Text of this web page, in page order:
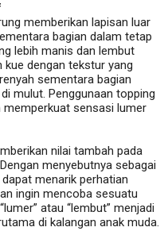
memberikan lapisan luar
bagian dalam tetap
lebih manis dan lembut
kue dengan tekstur yang
sementara bagian
mulut. Penggunaan topping
sensasi lumer
nilai tambah pada
menyebutnya sebagai
dapat menarik perhatian
ingin mencoba sesuatu
atau “lembut” menjadi
di kalangan anak muda.